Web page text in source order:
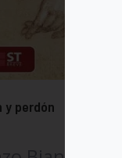
y perdón